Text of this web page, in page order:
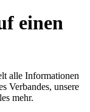
einen
alle Informationen
Verbandes, unsere
mehr.